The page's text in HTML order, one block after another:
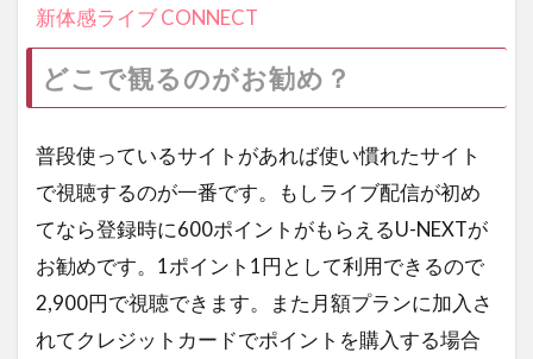
新体感ライブ CONNECT
どこで観るのがお勧め？
普段使っているサイトがあれば使い慣れたサイト
で視聴するのが一番です。もしライブ配信が初め
てなら登録時に600ポイントがもらえるU-NEXTが
お勧めです。1ポイント1円として利用できるので
2,900円で視聴できます。また月額プランに加入さ
れてクレジットカードでポイントを購入する場合